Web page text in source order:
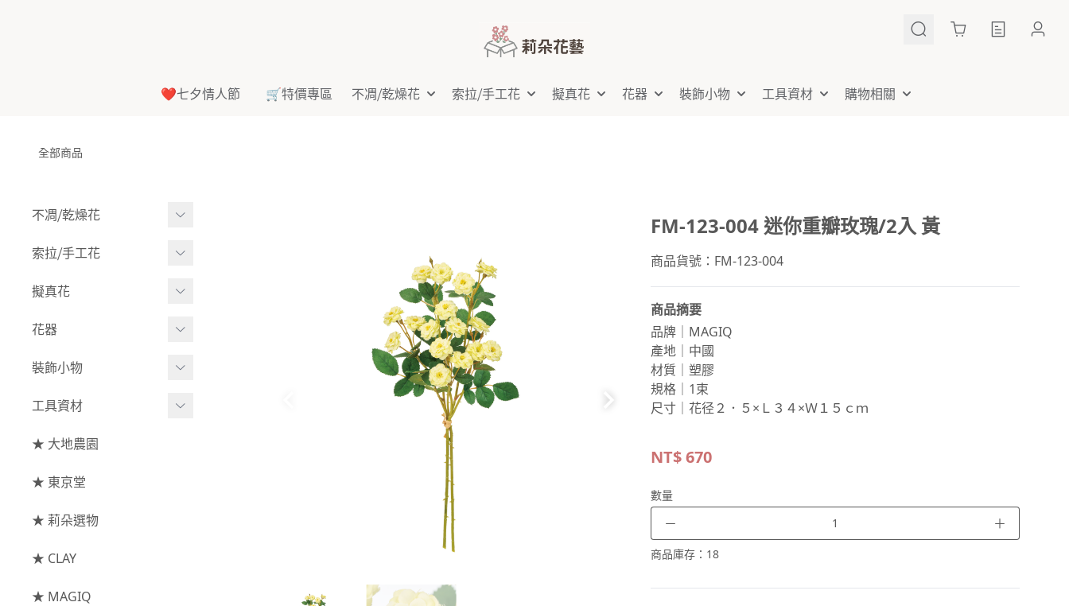
Cart
❤️七夕情人節 🛒特價專區 不凋⧸乾燥花 索拉⧸手工花 擬真花 花器 裝飾小物 工具資材 購物相關
全部商品
不凋⧸乾燥花
多色組合
- 其他
玫瑰
大玫瑰
- 迷你玫瑰
- 庭園玫瑰
- 其他玫瑰
索拉⧸手工花
索拉花(有花莖)
- 莉朵獨家水染
- 大地農園
索拉花(僅花頭)
原色
擬真花
盆栽⧸成品
綜合花束
葉材⧸藤蔓
枝條
果實
花器
小型花器
中大型花器
捧花架⧸吊架
藤圈⧸注連繩
提籃
裝飾小物
裝飾⧸擺飾
花插
工具資材
工具⧸型錄
資材
★ 大地農園
★ 東京堂
★ 莉朵選物
★ CLAY
★ MAGIQ
FM-123-004 迷你重瓣玫瑰/2入 黃
商品貨號：FM-123-004
商品摘要
品牌｜MAGIQ
產地｜中國
材質｜塑膠
規格｜1束
尺寸｜花径２．５×Ｌ３４×Ｗ１５ｃｍ
NT$670
數量
－ ＋
商品庫存： 18